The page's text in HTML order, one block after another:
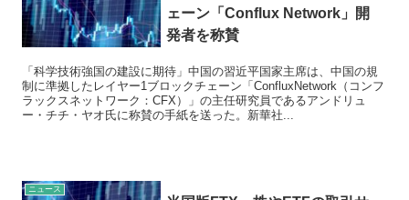
ェーン「Conflux Network」開
発者を称賛
「科学技術強国の建設に期待」中国の習近平国家主席は、中国の規
制に準拠したレイヤー1ブロックチェーン「ConfluxNetwork（コンフ
ラックスネットワーク：CFX）」の主任研究員であるアンドリュ
ー・チチ・ヤオ氏に称賛の手紙を送った。新華社...
ニュース